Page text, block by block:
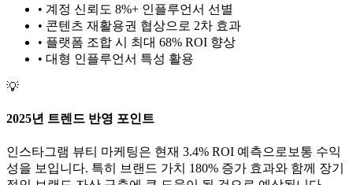
• 계정 신뢰도 8%+ 인플루언서 선별
• 콘텐츠 재활용권 협상으로 2차 효과
• 플랫폼 조합 시 최대 68% ROI 향상
• 대형 인플루언서 특성 활용
💡
2025년 트렌드 반영 포인트
인스타그램 뷰티 마케팅은 현재 3.4% ROI 예측으로 보통 수익
성을 보입니다. 특히 브랜드 가치
180% 증가 효과와 함께 장기